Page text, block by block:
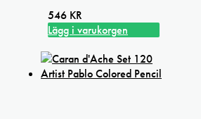
546 KR
Lägg i varukorgen